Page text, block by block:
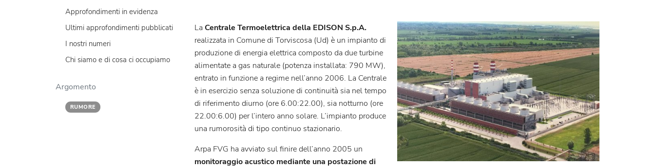
Approfondimenti in evidenza
Ultimi approfondimenti pubblicati
I nostri numeri
Chi siamo e di cosa ci occupiamo
Argomento
RUMORE
La Centrale Termoelettrica della EDISON S.p.A.
realizzata in Comune di Torviscosa (Ud) è un impianto di
produzione di energia elettrica composto da due turbine
alimentate a gas naturale (potenza installata: 790 MW),
entrato in funzione a regime nell’anno 2006. La Centrale
è in esercizio senza soluzione di continuità sia nel tempo
di riferimento diurno (ore 6.00:22.00), sia notturno (ore
22.00:6.00) per l’intero anno solare. L’impianto produce
una rumorosità di tipo continuo stazionario.
Arpa FVG ha avviato sul finire dell’anno 2005 un
monitoraggio acustico mediante una postazione di